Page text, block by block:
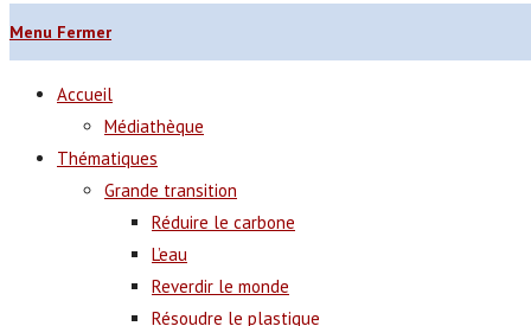
Menu Fermer
Accueil
Médiathèque
Thématiques
Grande transition
Réduire le carbone
L’eau
Reverdir le monde
Résoudre le plastique